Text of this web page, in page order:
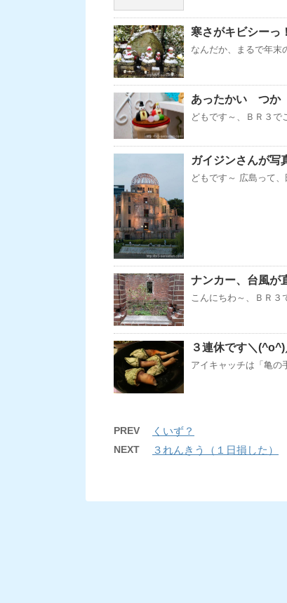
寒さがキビシーっ！
なんだか、まるで年末
あったかい つか
どもです～、ＢＲ３で
ガイジンさんが写
どもです～ 広島って
ナンカー、台風が
こんにちわ～、ＢＲ
３連休です＼(^o^)
アイキャッチは「亀
PREV くいず？
NEXT ３れんきう（１日損した）